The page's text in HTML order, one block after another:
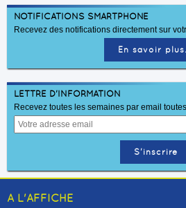
NOTIFICATIONS SMARTPHONE
Recevez des notifications directement sur
En savoir
LETTRE D'INFORMATION
Recevez toutes les semaines par email
A L'AFFICHE